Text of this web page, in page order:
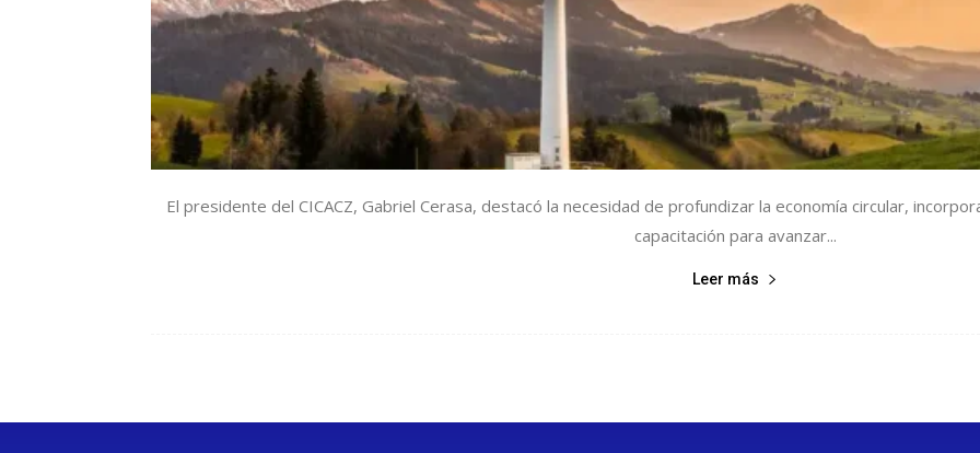
El presidente del CICACZ, Gabriel Cerasa, destacó la necesidad de profundizar la economía circular,
capacitación para avanzar...
Leer más